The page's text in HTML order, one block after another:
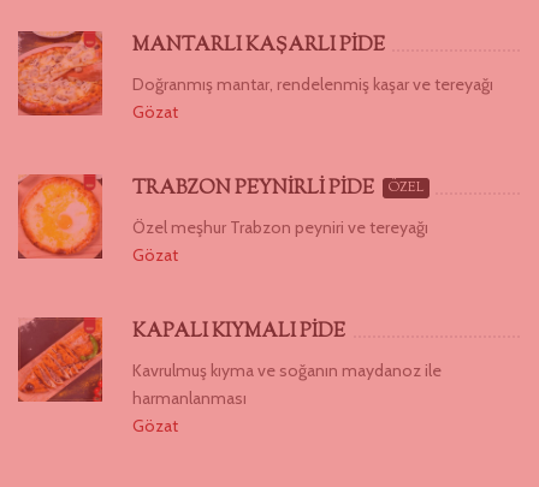
MANTARLI KAŞARLI PİDE
Doğranmış mantar, rendelenmiş kaşar ve tereyağı
Gözat
TRABZON PEYNİRLİ PİDE ÖZEL
Özel meşhur Trabzon peyniri ve tereyağı
Gözat
KAPALI KIYMALI PİDE
Kavrulmuş kıyma ve soğanın maydanoz ile
harmanlanması
Gözat